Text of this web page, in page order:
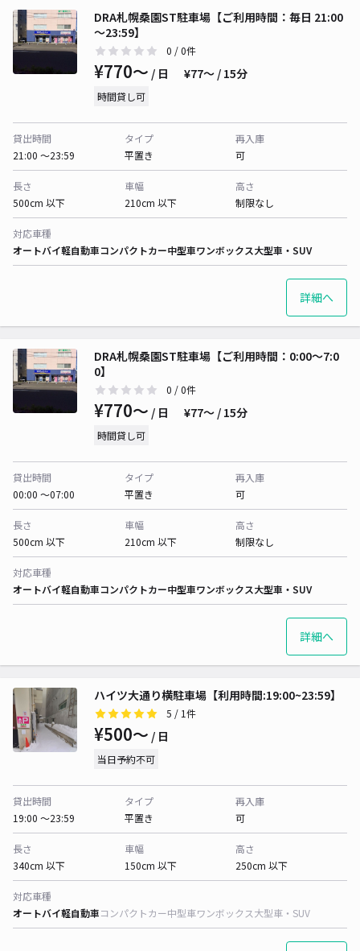
DRA札幌桑園ST駐車場【ご利用時間：毎日 21:00
～23:59】
0 / 0件
¥770〜 / 日 ¥77〜 / 15分
時間貸し可
貸出時間
21:00 〜23:59
タイプ
平置き
再入庫
可
長さ
500cm 以下
車幅
210cm 以下
高さ
制限なし
対応車種
オートバイ軽自動車コンパクトカー中型車ワンボックス大型車・SUV
詳細へ
DRA札幌桑園ST駐車場【ご利用時間：0:00～7:0
0】
0 / 0件
¥770〜 / 日 ¥77〜 / 15分
時間貸し可
貸出時間
00:00 〜07:00
タイプ
平置き
再入庫
可
長さ
500cm 以下
車幅
210cm 以下
高さ
制限なし
対応車種
オートバイ軽自動車コンパクトカー中型車ワンボックス大型車・SUV
詳細へ
ハイツ大通り横駐車場【利用時間:19:00~23:59】
5 / 1件
¥500〜 / 日
当日予約不可
貸出時間
19:00 〜23:59
タイプ
平置き
再入庫
可
長さ
340cm 以下
車幅
150cm 以下
高さ
250cm 以下
対応車種
オートバイ軽自動車コンパクトカー中型車ワンボックス大型車・SUV